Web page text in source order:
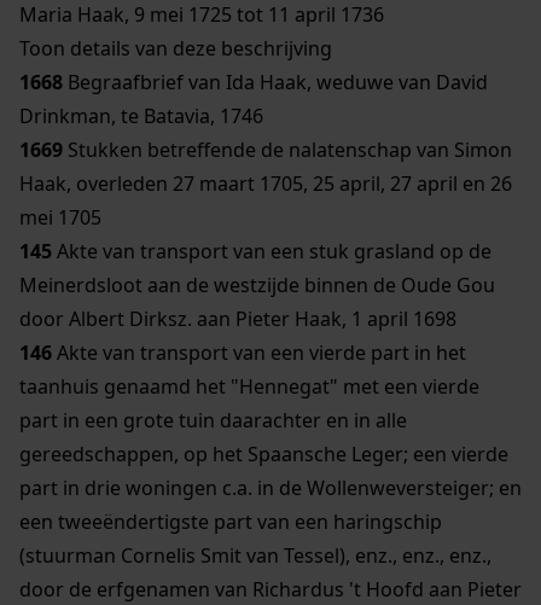
Maria Haak, 9 mei 1725 tot 11 april 1736
Toon details van deze beschrijving
1668 Begraafbrief van Ida Haak, weduwe van David
Drinkman, te Batavia, 1746
1669 Stukken betreffende de nalatenschap van Simon
Haak, overleden 27 maart 1705, 25 april, 27 april en 26
mei 1705
145Akte van transport van een stuk grasland op de
Meinerdsloot aan de westzijde binnen de Oude Gou
door Albert Dirksz. aan Pieter Haak, 1 april 1698
146Akte van transport van een vierde part in het
taanhuis genaamd het "Hennegat" met een vierde
part in een grote tuin daarachter en in alle
gereedschappen, op het Spaansche Leger; een vierde
part in drie woningen c.a. in de Wollenweversteiger; en
een tweeëndertigste part van een haringschip
(stuurman Cornelis Smit van Tessel), enz., enz., enz.,
door de erfgenamen van Richardus 't Hoofd aan Pieter